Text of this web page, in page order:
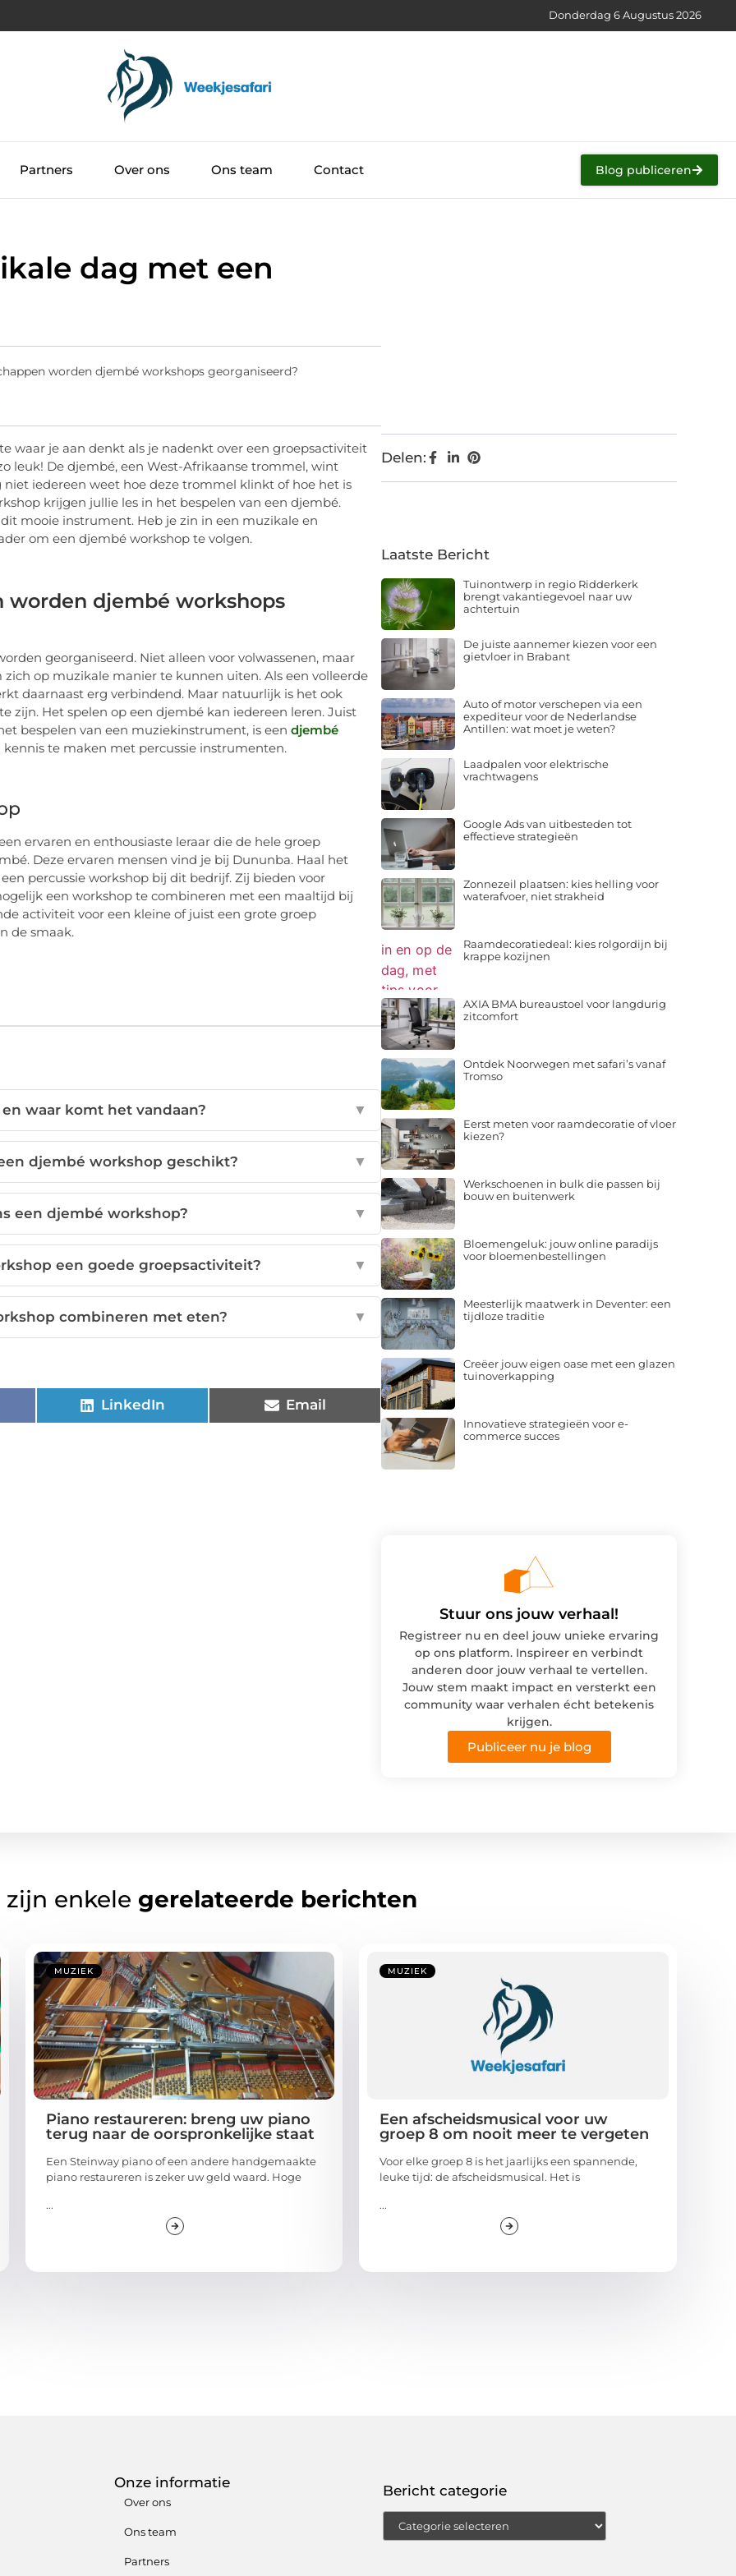
Donderdag 6 Augustus 2026
Partners Over ons Ons team Contact Blog publiceren
dag met een
worden djembé workshops georganiseerd?
waar je aan denkt als je nadenkt over een groepsactiviteit
leuk! De djembé, een West-Afrikaanse trommel, wint
iedereen weet hoe deze trommel klinkt of hoe het is
krijgen jullie les in het bespelen van een djembé.
mooie instrument. Heb je zin in een muzikale en
om een djembé workshop te volgen.
worden djembé workshops
georganiseerd. Niet alleen voor volwassenen, maar
op muzikale manier te kunnen uiten. Als een volleerde
daarnaast erg verbindend. Maar natuurlijk is het ook
zijn. Het spelen op een djembé kan iedereen leren. Juist
bespelen van een muziekinstrument, is een djembé
te maken met percussie instrumenten.
ervaren en enthousiaste leraar die de hele groep
Deze ervaren mensen vind je bij Dununba. Haal het
percussie workshop bij dit bedrijf. Zij bieden voor
een workshop te combineren met een maaltijd bij
activiteit voor een kleine of juist een grote groep
de smaak.
waar komt het vandaan? ▼
djembé workshop geschikt? ▼
een djembé workshop? ▼
een goede groepsactiviteit? ▼
combineren met eten? ▼
LinkedIn Email
Delen:
Laatste Bericht
Tuinontwerp in regio Ridderkerk
brengt vakantiegevoel naar uw
achtertuin
De juiste aannemer kiezen voor een
gietvloer in Brabant
Auto of motor verschepen via een
expediteur voor de Nederlandse
Antillen: wat moet je weten?
Laadpalen voor elektrische
vrachtwagens
Google Ads van uitbesteden tot
effectieve strategieën
Zonnezeil plaatsen: kies helling voor
waterafvoer, niet strakheid
Raamdecoratiedeal: kies rolgordijn bij
krappe kozijnen
AXIA BMA bureaustoel voor langdurig
zitcomfort
Ontdek Noorwegen met safari’s vanaf
Tromso
Eerst meten voor raamdecoratie of vloer
kiezen?
Werkschoenen in bulk die passen bij
bouw en buitenwerk
Bloemengeluk: jouw online paradijs
voor bloemenbestellingen
Meesterlijk maatwerk in Deventer: een
tijdloze traditie
Creëer jouw eigen oase met een glazen
tuinoverkapping
Innovatieve strategieën voor e-
commerce succes
Stuur ons jouw verhaal!
Registreer nu en deel jouw unieke ervaring
op ons platform. Inspireer en verbindt
anderen door jouw verhaal te vertellen.
Jouw stem maakt impact en versterkt een
community waar verhalen écht betekenis
krijgen.
Publiceer nu je blog
zijn enkele gerelateerde berichten
MUZIEK
Piano restaureren: breng uw piano
terug naar de oorspronkelijke staat
Een Steinway piano of een andere handgemaakte
piano restaureren is zeker uw geld waard. Hoge
...
MUZIEK
Een afscheidsmusical voor uw
groep 8 om nooit meer te vergeten
Voor elke groep 8 is het jaarlijks een spannende,
leuke tijd: de afscheidsmusical. Het is
...
Onze informatie
Over ons
Ons team
Partners
Bericht categorie